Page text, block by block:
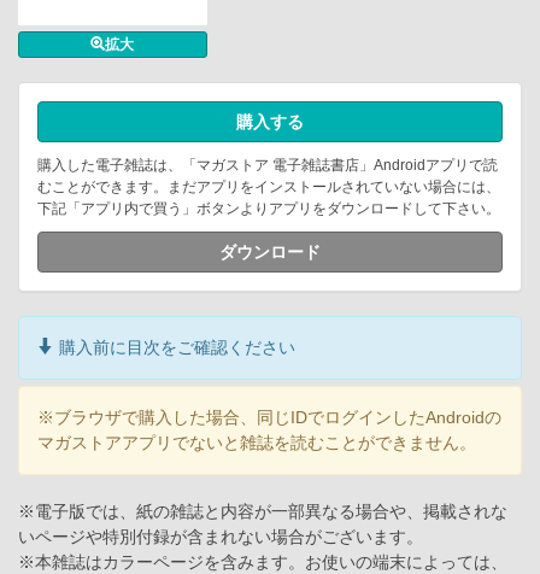
拡大
購入する
購入した電子雑誌は、「マガストア 電子雑誌書店」Androidアプリで読
むことができます。まだアプリをインストールされていない場合には、
下記「アプリ内で買う」ボタンよりアプリをダウンロードして下さい。
ダウンロード
購入前に目次をご確認ください
※ブラウザで購入した場合、同じIDでログインしたAndroidの
マガストアアプリでないと雑誌を読むことができません。
※電子版では、紙の雑誌と内容が一部異なる場合や、掲載されな
いページや特別付録が含まれない場合がございます。
※本雑誌はカラーページを含みます。お使いの端末によっては、